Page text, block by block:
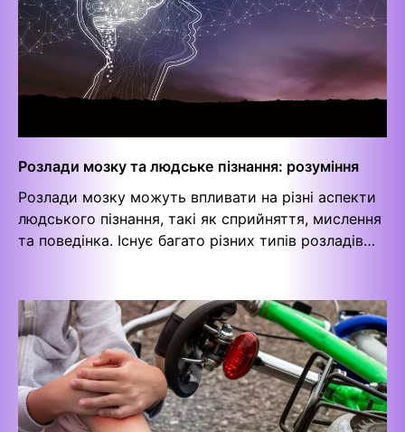
Розлади мозку та людське пізнання: розуміння
Розлади мозку можуть впливати на різні аспекти
людського пізнання, такі як сприйняття, мислення
та поведінка. Існує багато різних типів розладів…